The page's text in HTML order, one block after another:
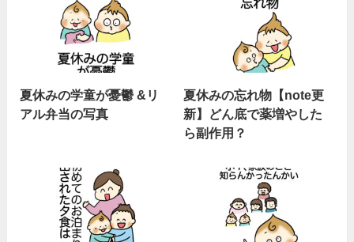
夏休みの学童が憂鬱 &リ
アル弁当の写真
夏休みの忘れ物【note更
新】どん底で薬増やした
ら副作用？